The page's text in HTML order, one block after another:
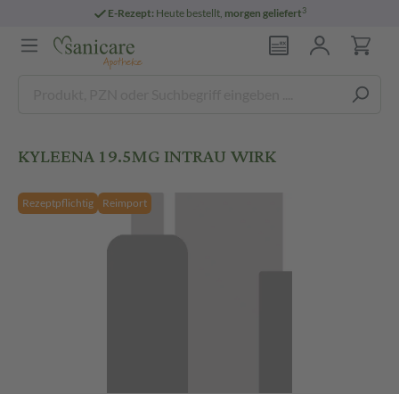
E-Rezept: Heute bestellt, morgen geliefert3
KYLEENA 19.5MG INTRAU WIRK
Rezeptpflichtig Reimport